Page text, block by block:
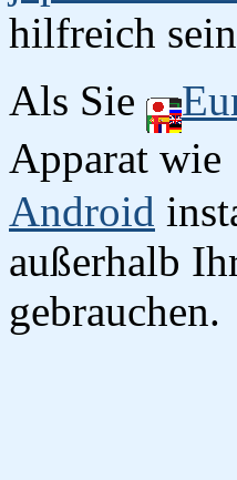
hilfreich
Als Sie
Apparat wie
Android
außerhalb
gebrauchen.